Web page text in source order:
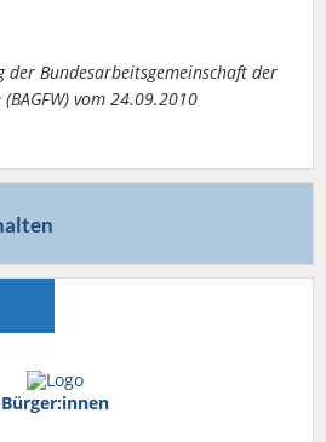
der Bundesarbeitsgemeinschaft der
vom 24.09.2010